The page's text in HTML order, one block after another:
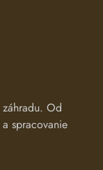
Od
spracovanie